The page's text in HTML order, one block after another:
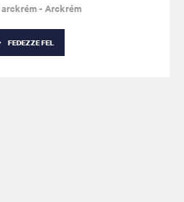
arckrém - Arckrém
FEDEZZE FEL